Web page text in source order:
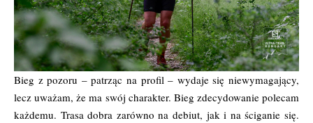
Bieg z pozoru – patrząc na profil – wydaje się niewymagający,
lecz uważam, że ma swój charakter. Bieg zdecydowanie polecam
każdemu. Trasa dobra zarówno na debiut, jak i na ściganie się.